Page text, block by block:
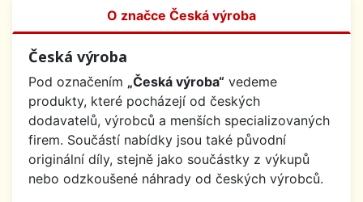
O značce Česká výroba
Česká výroba
Pod označením „Česká výroba“ vedeme
produkty, které pocházejí od českých
dodavatelů, výrobců a menších specializovaných
firem. Součástí nabídky jsou také původní
originální díly, stejně jako součástky z výkupů
nebo odzkoušené náhrady od českých výrobců.